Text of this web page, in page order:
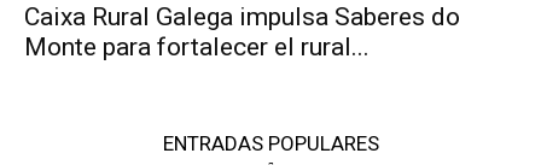
Caixa Rural Galega impulsa Saberes do
Monte para fortalecer el rural...
ENTRADAS POPULARES